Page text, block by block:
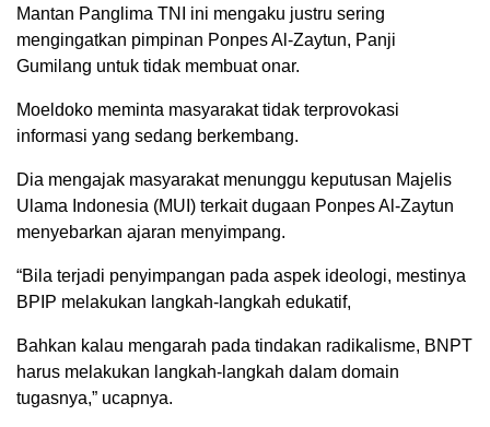
Mantan Panglima TNI ini mengaku justru sering
mengingatkan pimpinan Ponpes Al-Zaytun, Panji
Gumilang untuk tidak membuat onar.
Moeldoko meminta masyarakat tidak terprovokasi
informasi yang sedang berkembang.
Dia mengajak masyarakat menunggu keputusan Majelis
Ulama Indonesia (MUI) terkait dugaan Ponpes Al-Zaytun
menyebarkan ajaran menyimpang.
“Bila terjadi penyimpangan pada aspek ideologi, mestinya
BPIP melakukan langkah-langkah edukatif,
Bahkan kalau mengarah pada tindakan radikalisme, BNPT
harus melakukan langkah-langkah dalam domain
tugasnya,” ucapnya.